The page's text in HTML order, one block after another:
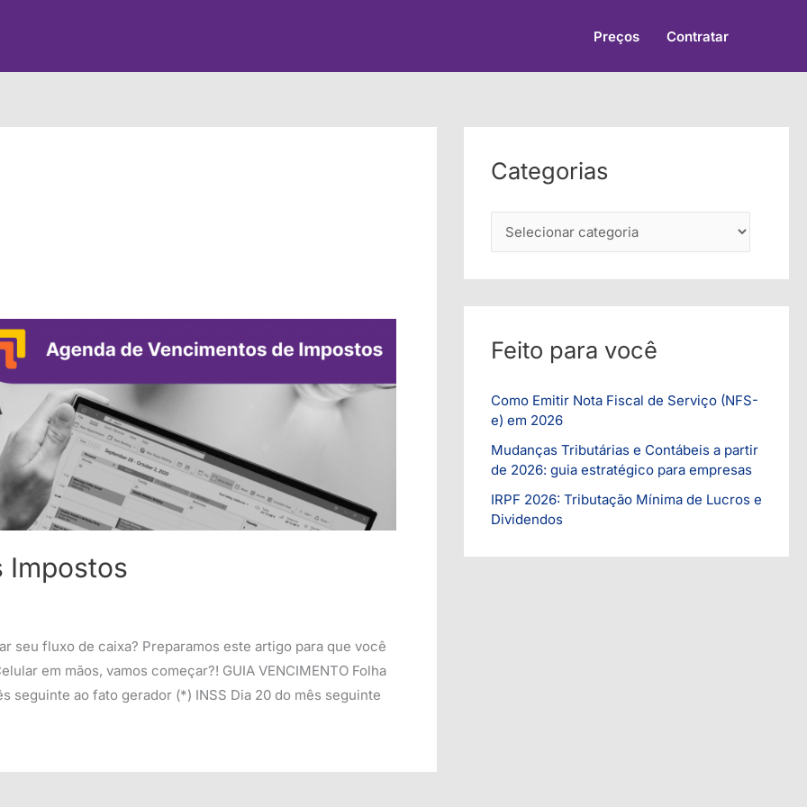
Preços Contratar
Impostos
seu fluxo de caixa? Preparamos este artigo para que você
em mãos, vamos começar?! GUIA VENCIMENTO Folha
seguinte ao fato gerador (*) INSS Dia 20 do mês seguinte
Categorias
a
t
e
o
s
Feito para você
Como Emitir Nota Fiscal de Serviço (NFS-
e) em 2026
Mudanças Tributárias e Contábeis a partir
de 2026: guia estratégico para empresas
IRPF 2026: Tributação Mínima de Lucros e
Dividendos